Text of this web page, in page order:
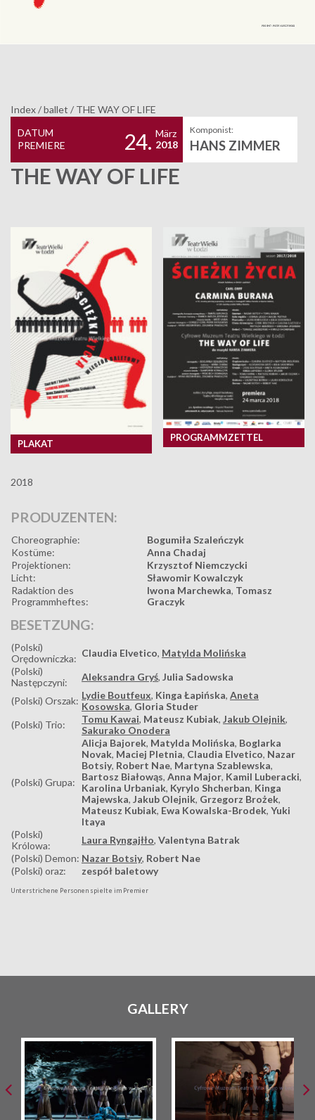
Index/ballet / THE WAY OF LIFE
DATUM
PREMIERE
24. März
2018
Komponist:
HANS ZIMMER
THE WAY OF LIFE
PLAKAT
PROGRAMMZETTEL
2018
PRODUZENTEN:
Choreographie:
Bogumiła Szaleńczyk
Kostüme:
Anna Chadaj
Projektionen:
Krzysztof Niemczycki
Licht:
Sławomir Kowalczyk
Radaktion des
Programmheftes:
Iwona Marchewka, Tomasz
Graczyk
BESETZUNG:
(Polski)
Orędowniczka: Claudia Elvetico, Matylda Molińska
(Polski)
Następczyni:
Aleksandra Gryś, Julia Sadowska
(Polski) Orszak: Lydie Boutfeux, Kinga Łapińska, Aneta
Kosowska, Gloria Studer
(Polski) Trio:
Tomu Kawai, Mateusz Kubiak, Jakub Olejnik,
Sakurako Onodera
(Polski) Grupa:
Alicja Bajorek, Matylda Molińska, Boglarka
Novak, Maciej Pletnia, Claudia Elvetico, Nazar
Botsiy, Robert Nae, Martyna Szablewska,
Bartosz Białowąs, Anna Major, Kamil Luberacki,
Karolina Urbaniak, Kyrylo Shcherban, Kinga
Majewska, Jakub Olejnik, Grzegorz Brożek,
Mateusz Kubiak, Ewa Kowalska-Brodek, Yuki
Itaya
(Polski)
Królowa:
Laura Ryngajłło, Valentyna Batrak
(Polski) Demon: Nazar Botsiy, Robert Nae
(Polski) oraz:
zespół baletowy
Unterstrichene Personen spielte im Premier
GALLERY